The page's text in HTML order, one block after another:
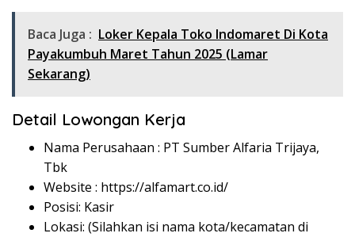
Baca Juga : Loker Kepala Toko Indomaret Di Kota
Payakumbuh Maret Tahun 2025 (Lamar
Sekarang)
Detail Lowongan Kerja
Nama Perusahaan : PT Sumber Alfaria Trijaya,
Tbk
Website : https://alfamart.co.id/
Posisi: Kasir
Lokasi: (Silahkan isi nama kota/kecamatan di